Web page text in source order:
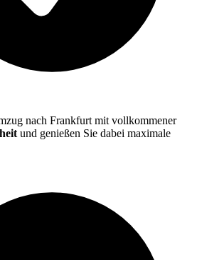
nach Frankfurt mit vollkommener
und genießen Sie dabei maximale